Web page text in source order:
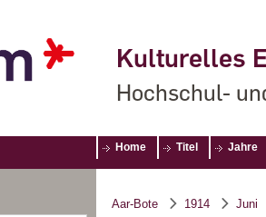
Kulturelles
Hochschul-
Home Titel Jahre
Aar-Bote 1914 Juni